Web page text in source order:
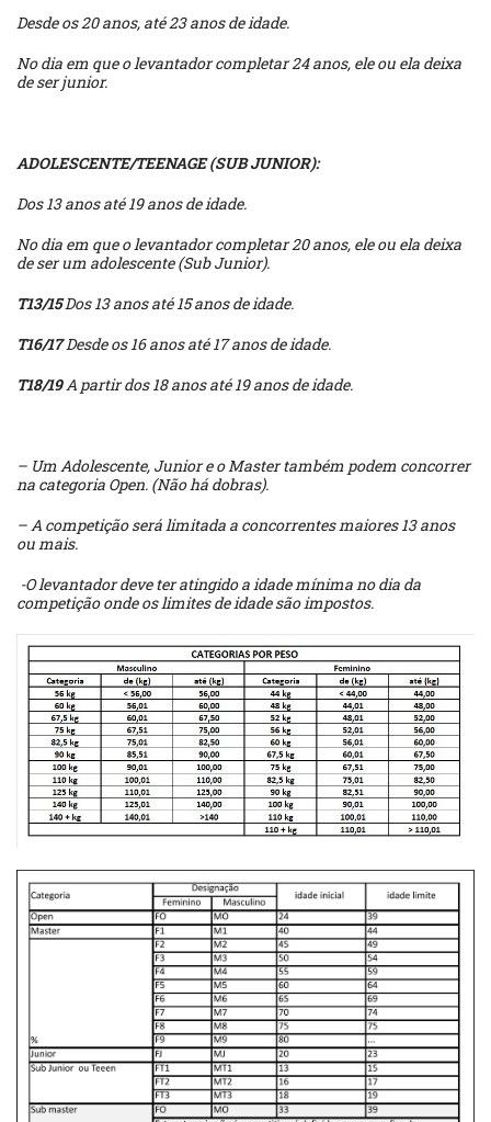
Desde os 20 anos, até 23 anos de idade.
No dia em que o levantador completar 24 anos, ele ou ela deixa
de ser junior.
ADOLESCENTE/TEENAGE (SUB JUNIOR):
Dos 13 anos até 19 anos de idade.
No dia em que o levantador completar 20 anos, ele ou ela deixa
de ser um adolescente (Sub Junior).
T13/15Dos 13 anos até 15 anos de idade.
T16/17Desde os 16 anos até 17 anos de idade.
T18/19A partir dos 18 anos até 19 anos de idade.
– Um Adolescente, Junior e o Master também podem concorrer
na categoria Open. (Não há dobras).
– A competição será limitada a concorrentes maiores 13 anos
ou mais.
-O levantador deve ter atingido a idade mínima no dia da
competição onde os limites de idade são impostos.